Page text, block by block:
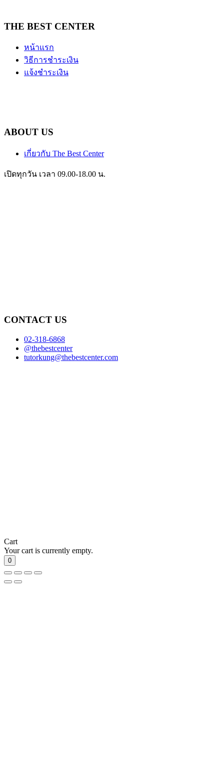
THE BEST CENTER
หน้าแรก
วิธีการชำระเงิน
แจ้งชำระเงิน
ABOUT US
เกี่ยวกับ The Best Center
เปิดทุกวัน เวลา 09.00-18.00 น.
CONTACT US
02-318-6868
@thebestcenter
tutorkung@thebestcenter.com
Cart
Your cart is currently empty.
0